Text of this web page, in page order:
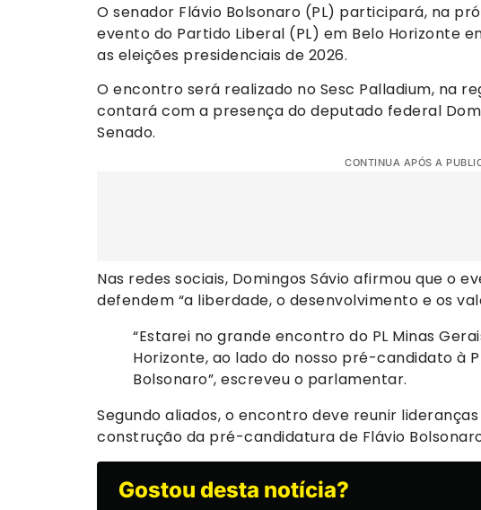
O senador Flávio Bolsonaro (PL) participará, na
evento do Partido Liberal (PL) em Belo Horizonte
as eleições presidenciais de 2026.
O encontro será realizado no Sesc Palladium, na
contará com a presença do deputado federal
Senado.
CONTINUA APÓS A
Nas redes sociais, Domingos Sávio afirmou que o
defendem “a liberdade, o desenvolvimento e os
“Estarei no grande encontro do PL Minas
Horizonte, ao lado do nosso pré-candidato à
Bolsonaro”, escreveu o parlamentar.
Segundo aliados, o encontro deve reunir
construção da pré-candidatura de Flávio
Gostou desta notícia?